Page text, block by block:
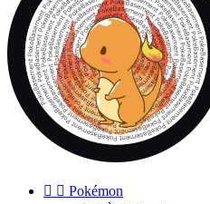
  Pokémon